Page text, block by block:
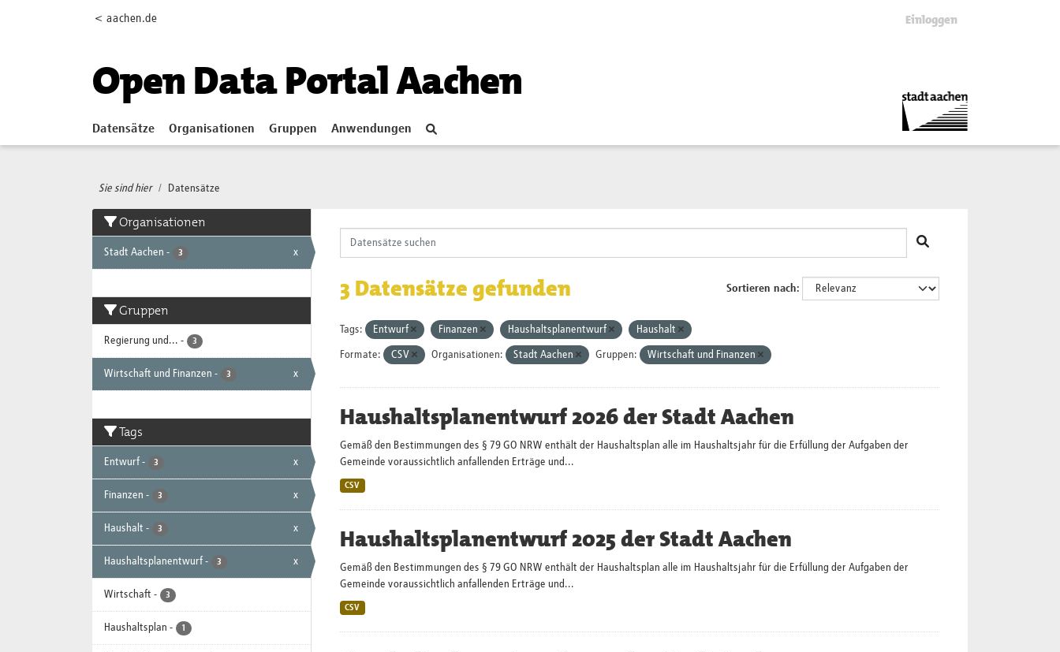
< aachen.de Einloggen
Open Data Portal Aachen
Datensätze Organisationen Gruppen Anwendungen
Sie sind hier Datensätze
Organisationen
Stadt Aachen - 3 x
Gruppen
Regierung und... - 3
Wirtschaft und Finanzen - 3 x
Tags
Entwurf - 3 x
Finanzen - 3 x
Haushalt - 3 x
Haushaltsplanentwurf - 3 x
Wirtschaft - 3
Haushaltsplan - 1
Sortieren nach
3 Datensätze gefunden
Tags: Entwurf Finanzen Haushaltsplanentwurf Haushalt
Formate: CSV Organisationen: Stadt Aachen Gruppen: Wirtschaft und Finanzen
Haushaltsplanentwurf 2026 der Stadt Aachen
Gemäß den Bestimmungen des § 79 GO NRW enthält der Haushaltsplan alle im Haushaltsjahr für die Erfüllung der Aufgaben der
Gemeinde voraussichtlich anfallenden Erträge und...
CSV
Haushaltsplanentwurf 2025 der Stadt Aachen
Gemäß den Bestimmungen des § 79 GO NRW enthält der Haushaltsplan alle im Haushaltsjahr für die Erfüllung der Aufgaben der
Gemeinde voraussichtlich anfallenden Erträge und...
CSV